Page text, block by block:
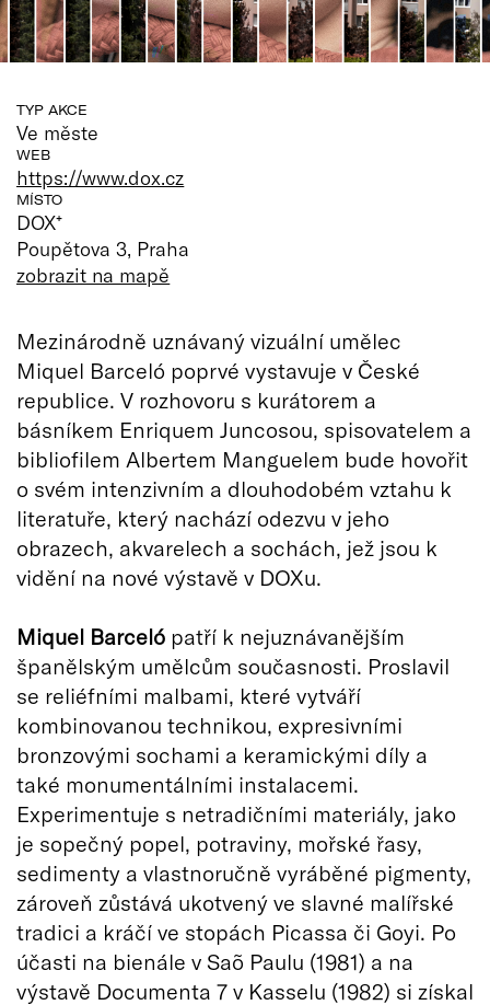
TYP AKCE
Ve měste
WEB
https://www.dox.cz
MÍSTO
DOX⁺
Poupětova 3, Praha
zobrazit na mapě
Mezinárodně uznávaný vizuální umělec
Miquel Barceló poprvé vystavuje v České
republice. V rozhovoru s kurátorem a
básníkem Enriquem Juncosou, spisovatelem a
bibliofilem Albertem Manguelem bude hovořit
o svém intenzivním a dlouhodobém vztahu k
literatuře, který nachází odezvu v jeho
obrazech, akvarelech a sochách, jež jsou k
vidění na nové výstavě v DOXu.
Miquel Barceló patří k nejuznávanějším
španělským umělcům současnosti. Proslavil
se reliéfními malbami, které vytváří
kombinovanou technikou, expresivními
bronzovými sochami a keramickými díly a
také monumentálními instalacemi.
Experimentuje s netradičními materiály, jako
je sopečný popel, potraviny, mořské řasy,
sedimenty a vlastnoručně vyráběné pigmenty,
zároveň zůstává ukotvený ve slavné malířské
tradici a kráčí ve stopách Picassa či Goyi. Po
účasti na bienále v Saõ Paulu (1981) a na
výstavě Documenta 7 v Kasselu (1982) si získal